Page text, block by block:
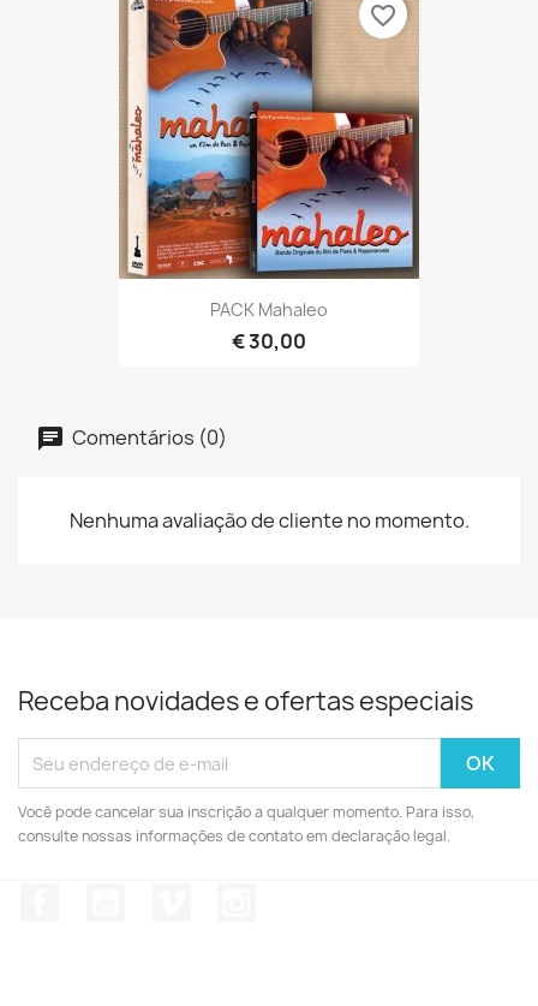
PACK Mahaleo
€ 30,00
favorite_border
Comentários (0)
Nenhuma avaliação de cliente no momento.
Receba novidades e ofertas especiais
Você pode cancelar sua inscrição a qualquer momento. Para isso,
consulte nossas informações de contato em declaração legal.